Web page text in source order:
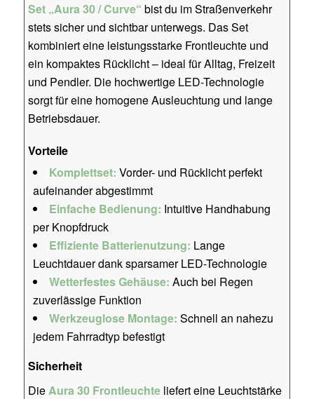
Set „Aura 30 / Curve“ bist du im Straßenverkehr
stets sicher und sichtbar unterwegs. Das Set
kombiniert eine leistungsstarke Frontleuchte und
ein kompaktes Rücklicht – ideal für Alltag, Freizeit
und Pendler. Die hochwertige LED-Technologie
sorgt für eine homogene Ausleuchtung und lange
Betriebsdauer.
Vorteile
Komplettset: Vorder- und Rücklicht perfekt
aufeinander abgestimmt
Einfache Bedienung: Intuitive Handhabung
per Knopfdruck
Effiziente Batterienutzung: Lange
Leuchtdauer dank sparsamer LED-Technologie
Wetterfestes Gehäuse: Auch bei Regen
zuverlässige Funktion
Werkzeuglose Montage: Schnell an nahezu
jedem Fahrradtyp befestigt
Sicherheit
DieAura 30 Frontleuchteliefert eine Leuchtstärke